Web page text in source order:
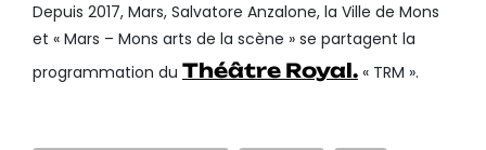
Depuis 2017, Mars, Salvatore Anzalone, la Ville de Mons
et « Mars – Mons arts de la scène » se partagent la
programmation du Théâtre Royal. « TRM ».